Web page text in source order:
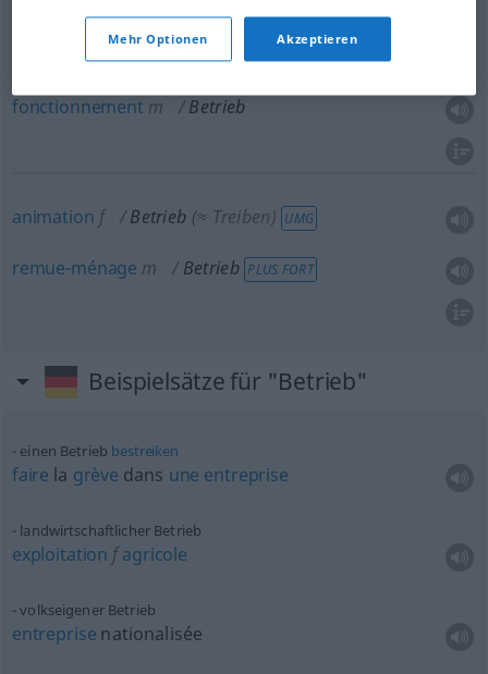
Betrieb(≈ Funktionieren)
fonctionnement m Betrieb
animation f Betrieb (≈ Treiben) UMG
remue-ménage m Betrieb PLUS FORT
Beispielsätze für "Betrieb"
einen Betrieb bestreiken
faire la grève dans une entreprise
landwirtschaftlicher Betrieb
exploitation fagricole
volkseigener Betrieb
entreprise nationalisée
Mehr Optionen Akzeptieren